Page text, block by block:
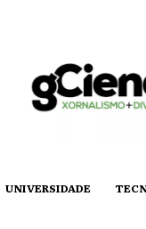
UNIVERSIDADE